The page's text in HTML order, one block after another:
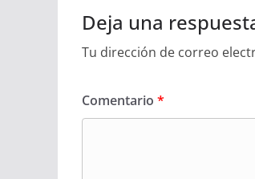
Deja una
Tu dirección de correo
Comentario *